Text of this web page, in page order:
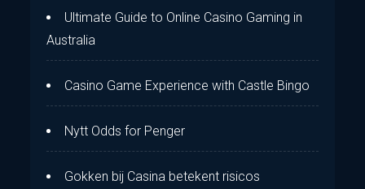
Ultimate Guide to Online Casino Gaming in
Australia
Casino Game Experience with Castle Bingo
Nytt Odds for Penger
Gokken bij Casina betekent risicos